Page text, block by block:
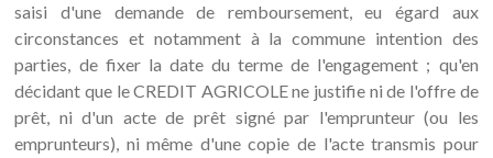
saisi d'une demande de remboursement, eu égard aux
circonstances et notamment à la commune intention des
parties, de fixer la date du terme de l'engagement ; qu'en
décidant que le CREDIT AGRICOLE ne justifie ni de l'offre de
prêt, ni d'un acte de prêt signé par l'emprunteur (ou les
emprunteurs), ni même d'une copie de l'acte transmis pour